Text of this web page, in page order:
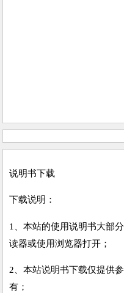
说明书下载
下载说明：
1、本站的使用说明书大部
读器或使用浏览器打开；
2、本站说明书下载仅提供
有；